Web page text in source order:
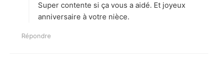
:
Super contente si ça vous a aidé. Et joyeux
anniversaire à votre nièce.
Répondre